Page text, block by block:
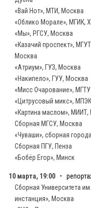
«Вай Нот», МТИ, Москва
«Облико Морале», МГИК,
«Мы», РГСУ, Москва
«Казачий проспект»,
Москва
«Атриум», ГУЗ, Москва
«Накипело», ГУУ, Москва
«Мисс Очарование»,
«Цитрусовый микс»,
«Картина маслом», МИИТ,
Сборная МГСУ, Москва
«Чуваши», сборная
Сборная ПГУ, Пенза
«Бобёр Егор», Минск
10 марта, 19:00 •
Сборная Университета
инстанция», Москва